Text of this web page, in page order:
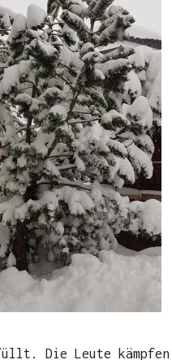
Die Leute